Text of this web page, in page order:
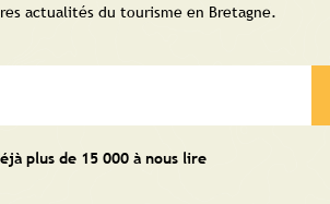
actualités du tourisme en Bretagne.
plus de 15 000 à nous lire